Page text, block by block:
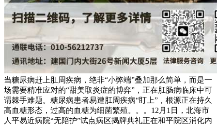
当糖尿病赶上肛周疾病，绝非“小弊端”叠加那么简单，而是一
场需要精准应对的“甜美取炎症的博弈”，正在肛肠病临床中可
谓棘手难题。糖尿病患者易遭肛周疾病“盯上”，根源正在持久
高血糖形态，过高的血糖为细菌繁殖。。。12月1日，北海市
人平易近病院“无陪护”试点病区揭牌典礼正在和平院区消化内